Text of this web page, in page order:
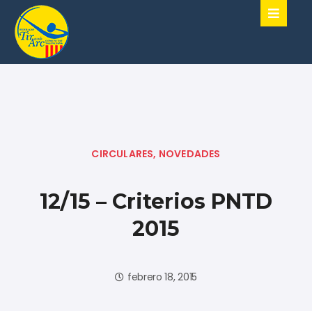
CIRCULARES, NOVEDADES
12/15 – Criterios PNTD
2015
febrero 18, 2015